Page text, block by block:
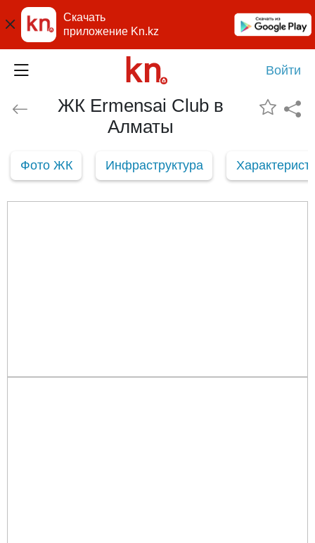
Скачать
приложение Kn.kz
Войти
ЖК Ermensai Club в
Алматы
Фото ЖК Инфраструктура